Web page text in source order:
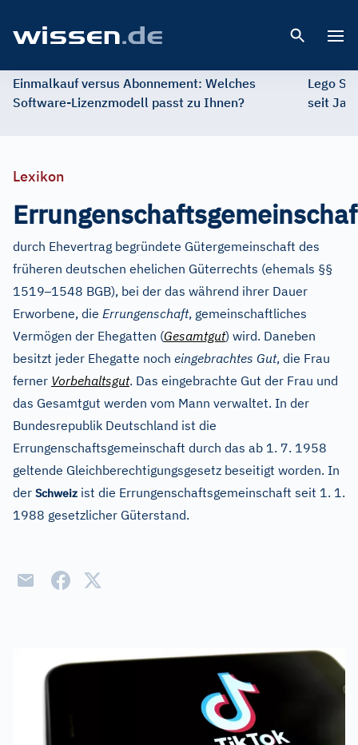
Einmalkauf versus Abonnement: Welches
Software-Lizenzmodell passt zu Ihnen?
Lego
seit
Lexikon
durch Ehevertrag begründete Gütergemeinschaft des
früheren deutschen ehelichen Güterrechts (ehemals §§
1519–1548 BGB), bei der das während ihrer Dauer
Erworbene, die Errungenschaft, gemeinschaftliches
Vermögen der Ehegatten (Gesamtgut) wird. Daneben
besitzt jeder Ehegatte noch eingebrachtes Gut, die Frau
ferner Vorbehaltsgut. Das eingebrachte Gut der Frau und
das Gesamtgut werden vom Mann verwaltet. In der
Bundesrepublik Deutschland ist die
Errungenschaftsgemeinschaft durch das ab 1. 7. 1958
geltende Gleichberechtigungsgesetz beseitigt worden. In
der Schweiz ist die Errungenschaftsgemeinschaft seit 1. 1.
1988 gesetzlicher Güterstand.